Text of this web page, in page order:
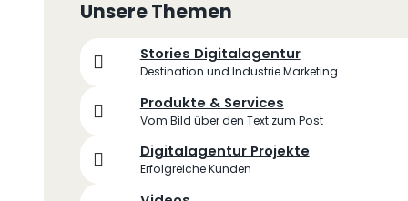
Unsere Themen
Stories Digitalagentur
Destination und Industrie Marketing
Produkte & Services
Vom Bild über den Text zum Post
Digitalagentur Projekte
Erfolgreiche Kunden